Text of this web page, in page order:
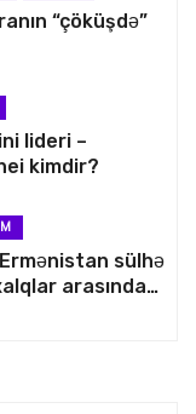
“çöküşdə”
lideri –
kimdir?
sülhə
arasındakı
qaldırmaq